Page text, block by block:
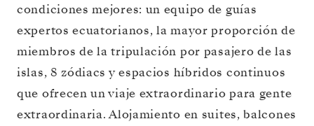
condiciones mejores: un equipo de guías
expertos ecuatorianos, la mayor proporción de
miembros de la tripulación por pasajero de las
islas, 8 zódiacs y espacios híbridos continuos
que ofrecen un viaje extraordinario para gente
extraordinaria. Alojamiento en suites, balcones